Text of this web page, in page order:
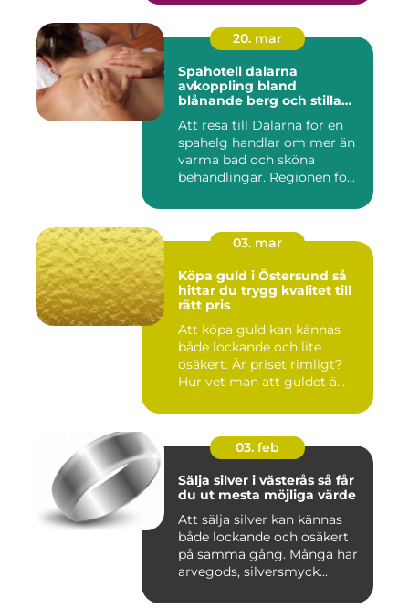
20. mar
Spahotell dalarna
avkoppling bland
blånande berg och stilla
Att resa till Dalarna för en
spahelg handlar om mer än
varma bad och sköna
behandlingar. Regionen fö...
03. mar
Köpa guld i Östersund så
hittar du trygg kvalitet till
rätt pris
Att köpa guld kan kännas
både lockande och lite
osäkert. Är priset rimligt?
Hur vet man att guldet ä...
03. feb
Sälja silver i västerås så får
du ut mesta möjliga värde
Att sälja silver kan kännas
både lockande och osäkert
på samma gång. Många har
arvegods, silversmyck...